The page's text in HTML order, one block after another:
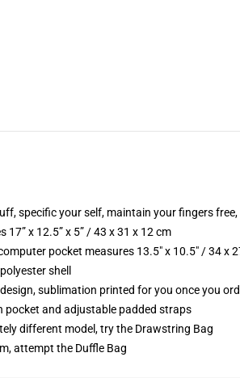
specific your self, maintain your fingers
17” x 12.5” x 5” / 43 x 31 x 12 cm
pocket measures 13.5" x 10.5" / 34 x
shell
sublimation printed for you once you
pocket and adjustable padded straps
different model, try the Drawstring Bag
attempt the Duffle Bag